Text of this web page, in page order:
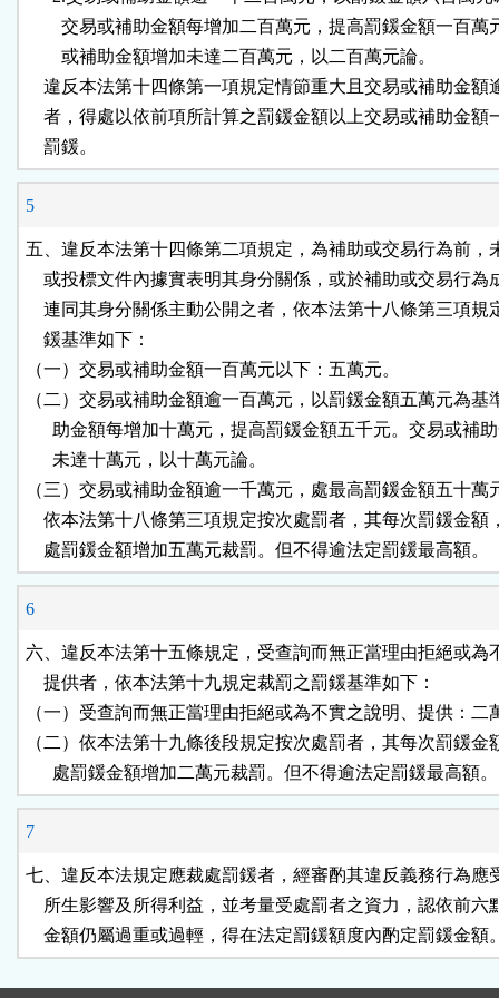
交易或補助金額每增加二百萬元，提高罰鍰金額一百萬
        或補助金額增加未達二百萬元，以二百萬元論。
違反本法第十四條第一項規定情節重大且交易或補助金額
者，得處以依前項所計算之罰鍰金額以上交易或補助金額
    罰鍰。
5
五、違反本法第十四條第二項規定，為補助或交易行為前，
或投標文件內據實表明其身分關係，或於補助或交易行為
連同其身分關係主動公開之者，依本法第十八條第三項規
    鍰基準如下：
（一）交易或補助金額一百萬元以下：五萬元。
（二）交易或補助金額逾一百萬元，以罰鍰金額五萬元為基
助金額每增加十萬元，提高罰鍰金額五千元。交易或補
      未達十萬元，以十萬元論。
（三）交易或補助金額逾一千萬元，處最高罰鍰金額五十萬
依本法第十八條第三項規定按次處罰者，其每次罰鍰金額
    處罰鍰金額增加五萬元裁罰。但不得逾法定罰鍰最高額。
6
六、違反本法第十五條規定，受查詢而無正當理由拒絕或為
    提供者，依本法第十九規定裁罰之罰鍰基準如下：
（一）受查詢而無正當理由拒絕或為不實之說明、提供：二
（二）依本法第十九條後段規定按次處罰者，其每次罰鍰金
      處罰鍰金額增加二萬元裁罰。但不得逾法定罰鍰最高額。
7
七、違反本法規定應裁處罰鍰者，經審酌其違反義務行為應
所生影響及所得利益，並考量受處罰者之資力，認依前六
金額仍屬過重或過輕，得在法定罰鍰額度內酌定罰鍰金額